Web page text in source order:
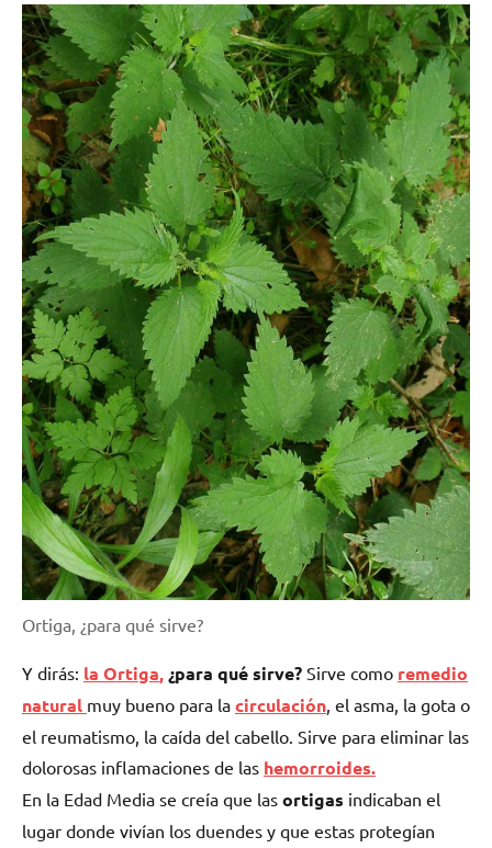
Ortiga, ¿para qué sirve?
Y dirás: la Ortiga, ¿para qué sirve? Sirve como remedio
natural muy bueno para la circulación , el asma, la gota o
el reumatismo, la caída del cabello. Sirve para eliminar las
dolorosas inflamaciones de las hemorroides.
En la Edad Media se creía que las ortigas indicaban el
lugar donde vivían los duendes y que estas protegían